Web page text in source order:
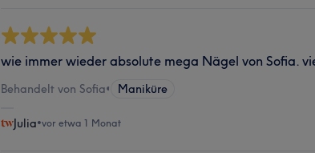
wie immer wieder absolute mega Nägel von Sofia.
Behandelt von Sofia• Maniküre
Julia•vor etwa 1 Monat